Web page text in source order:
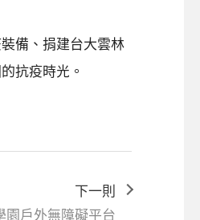
備、捐建台大雲林
抗疫時光。
下一則
園戶外無障礙平台